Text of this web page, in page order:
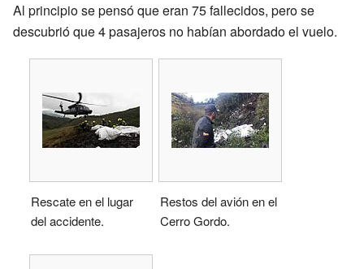
Al principio se pensó que eran 75 fallecidos, pero se
descubrió que 4 pasajeros no habían abordado el vuelo.
Rescate en el lugar
del accidente.
Restos del avión en el
Cerro Gordo.